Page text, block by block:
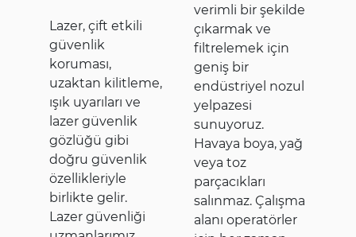
Lazer, çift etkili
güvenlik
koruması,
uzaktan kilitleme,
ışık uyarıları ve
lazer güvenlik
gözlüğü gibi
doğru güvenlik
özellikleriyle
birlikte gelir.
Lazer güvenliği
verimli bir şekilde
çıkarmak ve
filtrelemek için
geniş bir
endüstriyel nozul
yelpazesi
sunuyoruz.
Havaya boya, yağ
veya toz
parçacıkları
salınmaz. Çalışma
alanı operatörler